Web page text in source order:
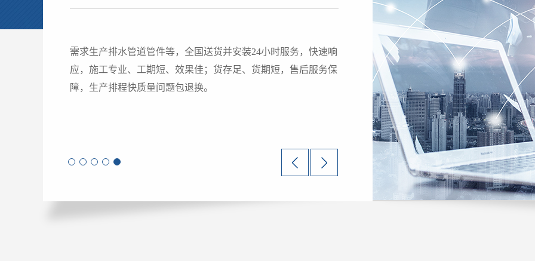
煌盛拥有多条生产线，集管道管件研发、生产、销售、服务于一
体，综合实力强，广受客户信赖，西南地区同行业实力供应商。